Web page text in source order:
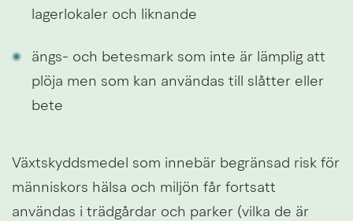
lagerlokaler och liknande
ängs- och betesmark som inte är lämplig att
plöja men som kan användas till slåtter eller
bete
Växtskyddsmedel som innebär begränsad risk för
människors hälsa och miljön får fortsatt
användas i trädgårdar och parker (vilka de är